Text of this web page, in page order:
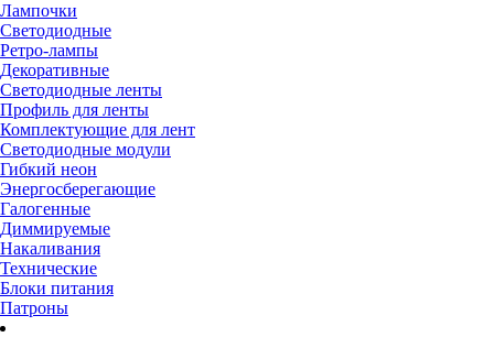
Лампочки
Светодиодные
Ретро-лампы
Декоративные
Светодиодные ленты
Профиль для ленты
Комплектующие для лент
Светодиодные модули
Гибкий неон
Энергосберегающие
Галогенные
Диммируемые
Накаливания
Технические
Блоки питания
Патроны